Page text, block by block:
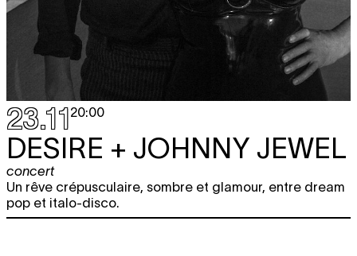
23.1120:00
DESIRE + JOHNNY JEWEL
concert
Un rêve crépusculaire, sombre et glamour, entre dream
pop et italo-disco.